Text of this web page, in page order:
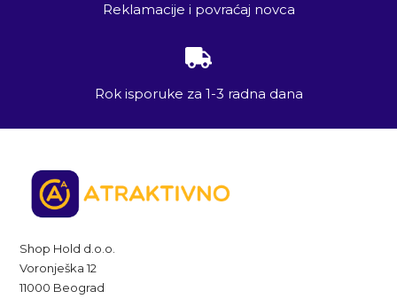
Reklamacije i povraćaj novca
Rok isporuke za 1-3 radna dana
Shop Hold d.o.o.
Voronješka 12
11000 Beograd